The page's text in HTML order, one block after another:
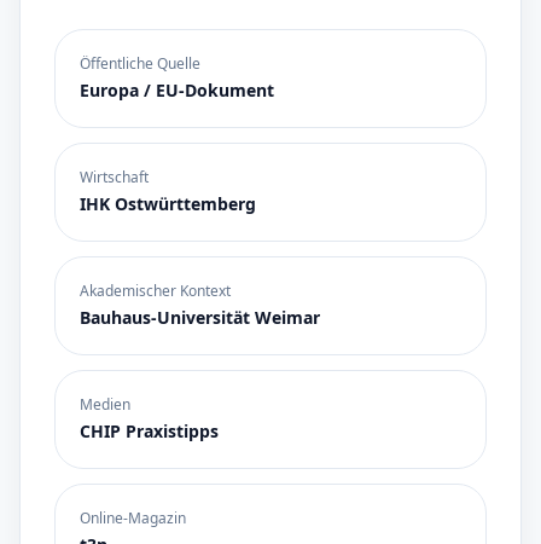
Öffentliche Quelle
Europa / EU-Dokument
Wirtschaft
IHK Ostwürttemberg
Akademischer Kontext
Bauhaus-Universität Weimar
Medien
CHIP Praxistipps
Online-Magazin